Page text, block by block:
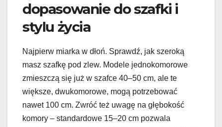
dopasowanie do szafki i
stylu życia
Najpierw miarka w dłoń. Sprawdź, jak szeroką
masz szafkę pod zlew. Modele jednokomorowe
zmieszczą się już w szafce 40–50 cm, ale te
większe, dwukomorowe, mogą potrzebować
nawet 100 cm. Zwróć też uwagę na głębokość
komory – standardowe 15–20 cm pozwala